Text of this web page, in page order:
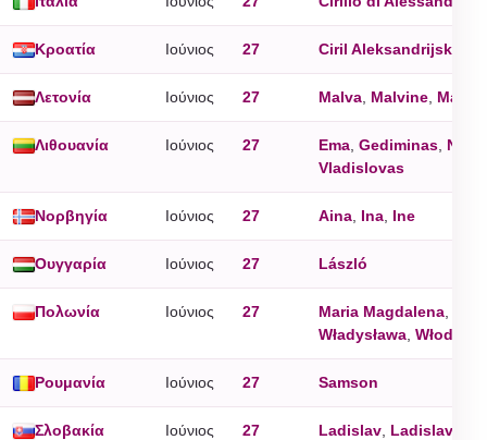
Κροατία Ιούνιος 27 Ciril Aleksandrijski
Λετονία Ιούνιος 27 Malva Malvine Malvis
Λιθουανία Ιούνιος 27 Ema Gediminas
Vladislovas
Νορβηγία Ιούνιος 27 Aina Ina Ine
Ουγγαρία Ιούνιος 27 László
Πολωνία Ιούνιος 27 Maria Magdalena
Władysława
Ρουμανία Ιούνιος 27 Samson
Σλοβακία Ιούνιος 27 Ladislav Ladislava